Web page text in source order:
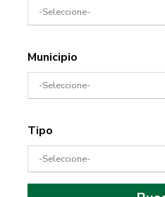
-Seleccione-
Municipio
-Seleccione-
Tipo
-Seleccione-